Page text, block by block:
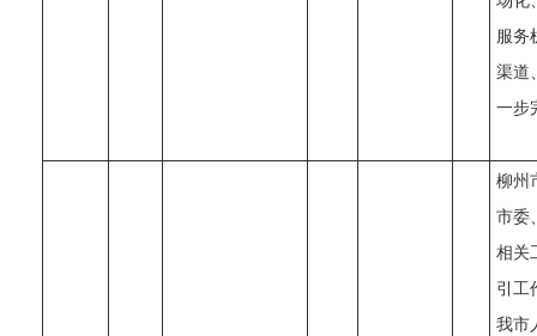
服务
渠道
一步
柳州
市委
相关
引工
我市